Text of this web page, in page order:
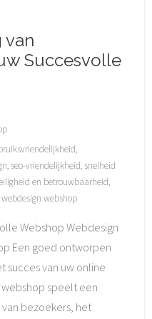
van
Succesvolle
,
, seo-vriendelijkheid, snelheid
en betrouwbaarheid,
webdesign webshop
Webshop Webdesign
Een goed ontworpen
succes van uw online
speelt een
bezoekers, het